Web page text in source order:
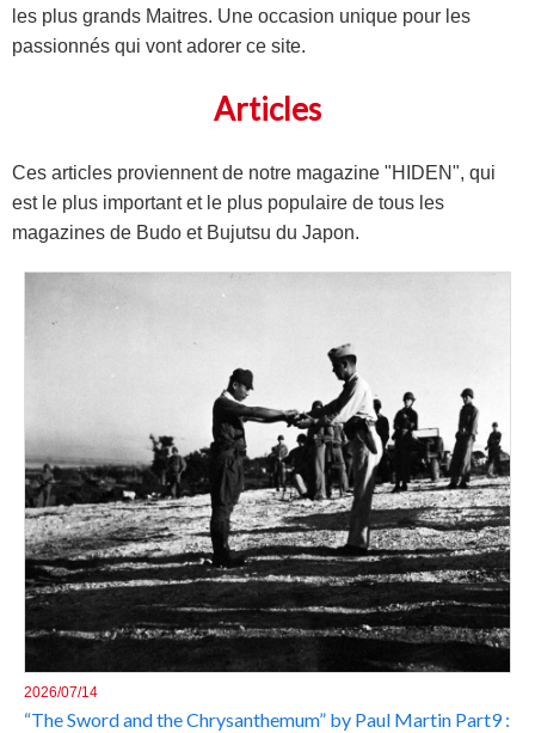
les plus grands Maitres. Une occasion unique pour les
passionnés qui vont adorer ce site.
Articles
Ces articles proviennent de notre magazine "HIDEN", qui
est le plus important et le plus populaire de tous les
magazines de Budo et Bujutsu du Japon.
2026/07/14
“The Sword and the Chrysanthemum” by Paul Martin Part9 :